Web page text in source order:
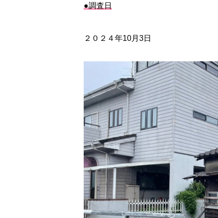
●調査日
２０２４年10月3日